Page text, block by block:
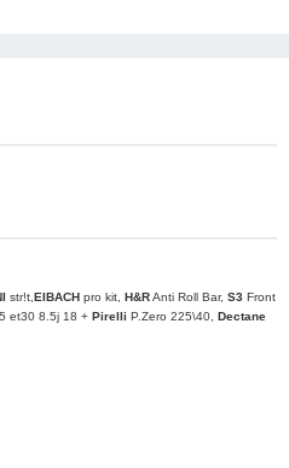
str!t, EIBACH pro kit, H&RAnti Roll Bar, S3 Front
et30 8.5j 18 + Pirelli P.Zero 225\40, Dectane